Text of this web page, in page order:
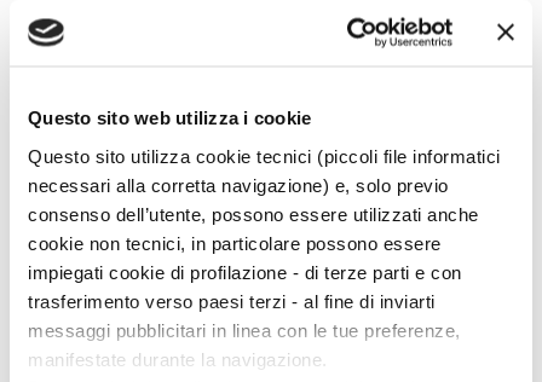
Questo sito web utilizza i cookie
Questo sito utilizza cookie tecnici (piccoli file informatici
necessari alla corretta navigazione) e, solo previo
consenso dell’utente, possono essere utilizzati anche
cookie non tecnici, in particolare possono essere
impiegati cookie di profilazione - di terze parti e con
trasferimento verso paesi terzi - al fine di inviarti
messaggi pubblicitari in linea con le tue preferenze,
manifestate durante la navigazione.
C
E
G
H
I
J
K
L
M
N
O
P